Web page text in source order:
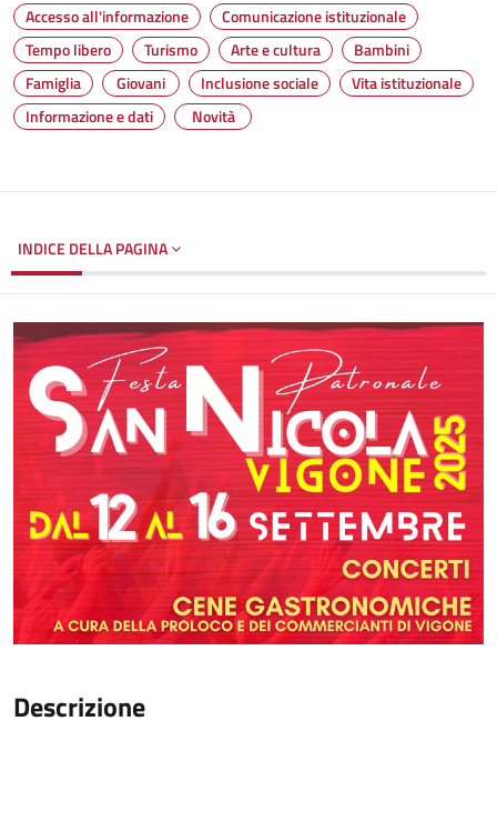
Accesso all'informazione
Comunicazione istituzionale
Tempo libero
Turismo Arte e cultura
Bambini
Famiglia
Giovani Inclusione sociale
Vita istituzionale
Informazione e dati
Novità
INDICE DELLA PAGINA
Descrizione